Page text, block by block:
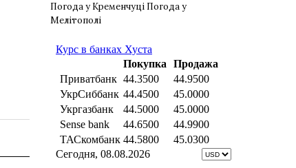
Погода у Кременчуці Погода у
Мелітополі